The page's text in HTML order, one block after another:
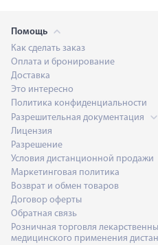
Помощь
Как сделать заказ
Оплата и бронирование
Доставка
Это интересно
Политика конфиденциальности
Разрешительная документация
Лицензия
Разрешение
Условия дистанционной продажи
Маркетинговая политика
Возврат и обмен товаров
Договор оферты
Обратная связь
Розничная торговля
медицинского применения